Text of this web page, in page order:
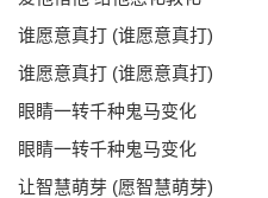
谁愿意真打 (谁愿意真打)
谁愿意真打 (谁愿意真打)
眼睛一转千种鬼马变化
眼睛一转千种鬼马变化
让智慧萌芽 (愿智慧萌芽)